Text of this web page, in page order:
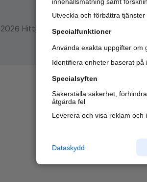
2026 Hitta.se
Utveckla och förbättra tjänster
Specialfunktioner
Använda exakta uppgifter om
Identifiera enheter baserat
Specialsyften
Säkerställa säkerhet,
åtgärda fel
Leverera och visa reklam och
Dataskydd